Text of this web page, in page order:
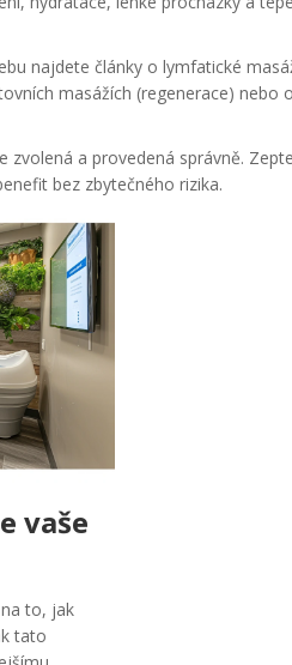
najdete články o lymfatické
masážích (regenerace) nebo
zvolená a provedená správně.
bez zbytečného rizika.
vaše
to, jak
tato